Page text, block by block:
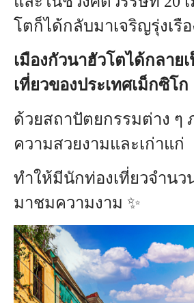
โตก็ได้กลับมาเจริญรุ่งเรื
เมืองกัวนาฮัวโตได้กลาย
เที่ยวของประเทศเม็กซิโก
ด้วยสถาปัตยกรรมต่าง ๆ
ความสวยงามและเก่าแก่
ทำให้มีนักท่องเที่ยวจำนว
มาชมความงาม ✨